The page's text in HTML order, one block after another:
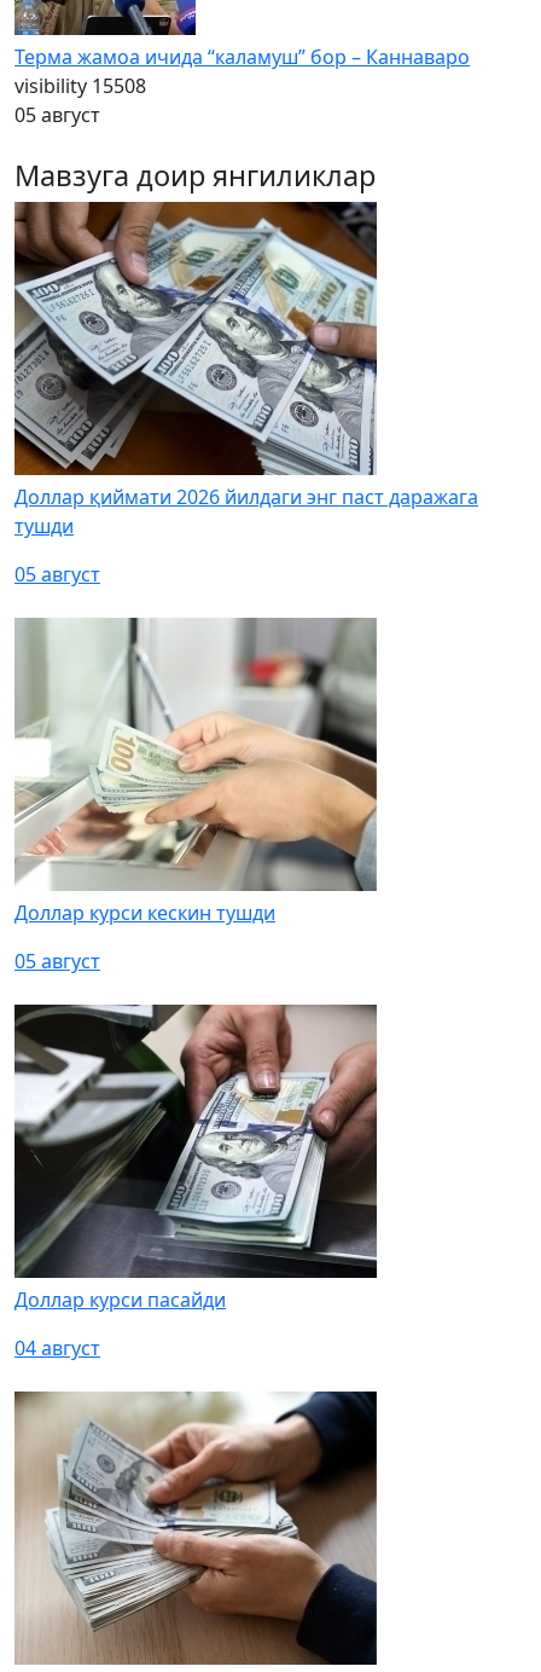
Терма жамоа ичида “каламуш” бор – Каннаваро
visibility 15508
05 август
Мавзуга доир янгиликлар
Доллар қиймати 2026 йилдаги энг паст даражага
тушди
05 август
Доллар курси кескин тушди
05 август
Доллар курси пасайди
04 август